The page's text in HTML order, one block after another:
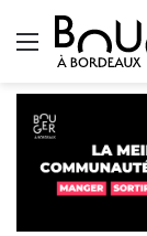
Menu